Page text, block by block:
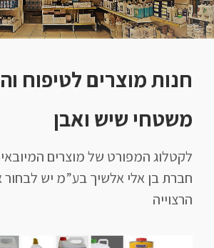
חנות מוצרים לטיפוח
משטחי שיש ואבן
לקטלוג המפורט של מוצרים
חברת בן אלי אלשיך בע”מ יש לבחור
הרצוייה